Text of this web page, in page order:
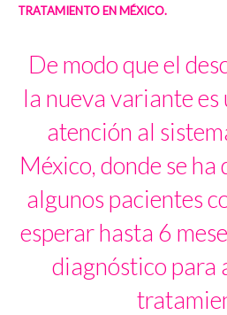
TRATAMIENTO EN MÉXICO.
De modo que el
la nueva variante
atención al
México, donde se ha
algunos pacientes
esperar hasta 6
diagnóstico para